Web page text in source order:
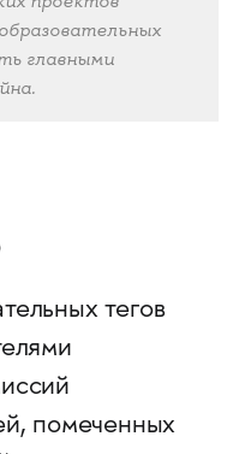
главными
тегов
помеченных